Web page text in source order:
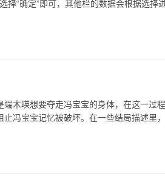
择“确定”即可，其他栏的数据会根据选择
木瑛想要夺走冯宝宝的身体，在这一过
冯宝宝记忆被破坏。在一些结局描述里